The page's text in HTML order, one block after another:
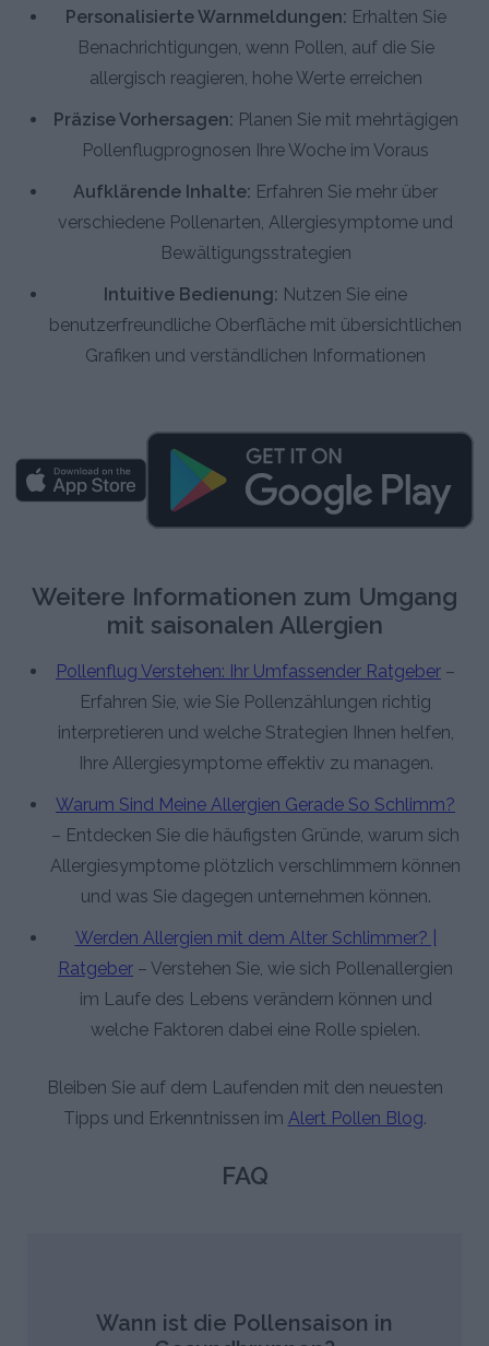
Personalisierte Warnmeldungen: Erhalten Sie
Benachrichtigungen, wenn Pollen, auf die Sie
allergisch reagieren, hohe Werte erreichen
Präzise Vorhersagen: Planen Sie mit mehrtägigen
Pollenflugprognosen Ihre Woche im Voraus
Aufklärende Inhalte: Erfahren Sie mehr über
verschiedene Pollenarten, Allergiesymptome und
Bewältigungsstrategien
Intuitive Bedienung: Nutzen Sie eine
benutzerfreundliche Oberfläche mit übersichtlichen
Grafiken und verständlichen Informationen
Weitere Informationen zum Umgang
mit saisonalen Allergien
Pollenflug Verstehen: Ihr Umfassender Ratgeber –
Erfahren Sie, wie Sie Pollenzählungen richtig
interpretieren und welche Strategien Ihnen helfen,
Ihre Allergiesymptome effektiv zu managen.
Warum Sind Meine Allergien Gerade So Schlimm?
– Entdecken Sie die häufigsten Gründe, warum sich
Allergiesymptome plötzlich verschlimmern können
und was Sie dagegen unternehmen können.
Werden Allergien mit dem Alter Schlimmer? |
Ratgeber – Verstehen Sie, wie sich Pollenallergien
im Laufe des Lebens verändern können und
welche Faktoren dabei eine Rolle spielen.
Bleiben Sie auf dem Laufenden mit den neuesten
Tipps und Erkenntnissen im Alert Pollen Blog.
FAQ
Wann ist die Pollensaison in